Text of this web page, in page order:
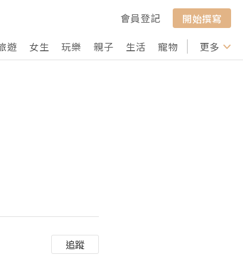
會員登記
開始撰寫
遊 女生 玩樂 親子 生活 寵物 行山 打卡
更多
追蹤